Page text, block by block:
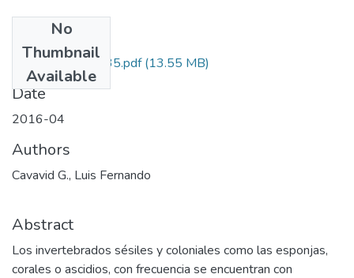
No
Thumbnail
Available
110156933135.pdf(13.55 MB)
Date
2016-04
Authors
Cavavid G., Luis Fernando
Abstract
Los invertebrados sésiles y coloniales como las esponjas,
corales o ascidios, con frecuencia se encuentran con